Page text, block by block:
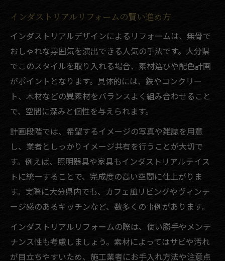
インダストリアルリフォームの賢い進め方
インダストリアルデザインによるリフォームは、無骨で
おしゃれな雰囲気を演出できる人気の手法です。大分県
でこのスタイルを取り入れる場合、素材選びや配色計画
がポイントとなります。具体的には、鉄やコンクリー
ト、木材などの異素材をバランスよく組み合わせること
で、空間に深みと個性を与えられます。
計画段階では、希望するイメージの写真や雑誌を用意
し、業者としっかりイメージ共有を行うことが大切で
す。例えば、照明器具や家具もインダストリアルテイス
トに統一することで、完成度の高い空間に仕上がりま
す。実際に大分県内でも、カフェ風リビングやヴィンテ
ージ感のあるキッチンなど、数多くの事例があります。
インダストリアルリフォームの際は、使い勝手やメンテ
ナンス性も考慮しましょう。素材によってはサビや汚れ
が目立ちやすいため、施工業者にお手入れ方法や注意点